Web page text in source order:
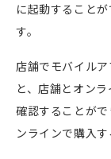
に起動すること
す。
店舗でモバイル
と、店舗とオン
確認することが
ンラインで購入す